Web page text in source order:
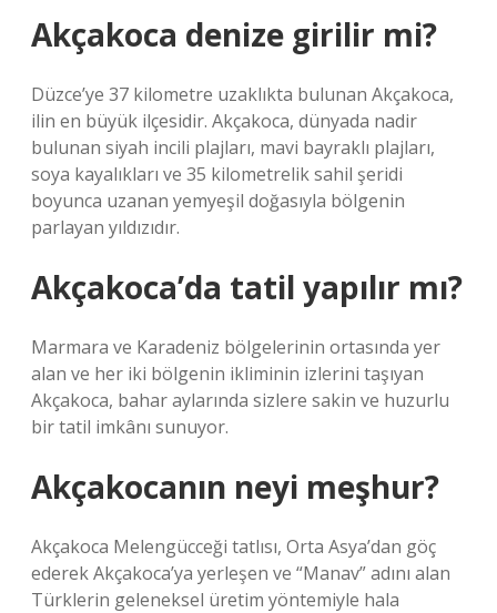
Akçakoca denize girilir mi?
Düzce’ye 37 kilometre uzaklıkta bulunan Akçakoca,
ilin en büyük ilçesidir. Akçakoca, dünyada nadir
bulunan siyah incili plajları, mavi bayraklı plajları,
soya kayalıkları ve 35 kilometrelik sahil şeridi
boyunca uzanan yemyeşil doğasıyla bölgenin
parlayan yıldızıdır.
Akçakoca’da tatil yapılır mı?
Marmara ve Karadeniz bölgelerinin ortasında yer
alan ve her iki bölgenin ikliminin izlerini taşıyan
Akçakoca, bahar aylarında sizlere sakin ve huzurlu
bir tatil imkânı sunuyor.
Akçakocanın neyi meşhur?
Akçakoca Melengücceği tatlısı, Orta Asya’dan göç
ederek Akçakoca’ya yerleşen ve “Manav” adını alan
Türklerin geleneksel üretim yöntemiyle hala